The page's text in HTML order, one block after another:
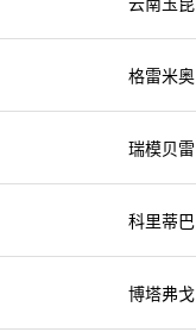
云南玉昆
格雷米奥
瑞模贝雷
科里蒂巴
博塔弗戈